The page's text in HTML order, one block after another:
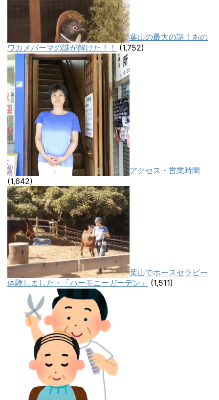
葉山の最大の謎！あの
ワカメパーマの謎が解けた！！
(1,752)
アクセス・営業時間
(1,642)
葉山でホースセラピー
体験しました・「ハーモニーガーデン」
(1,511)